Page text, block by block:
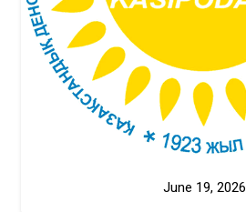
June 19, 2026